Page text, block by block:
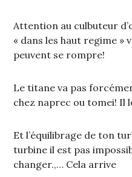
Attention au culbuteur
« dans les haut regime »
peuvent se rompre!
Le titane va pas
chez naprec ou tomei! Il
Et l’équilibrage de ton
turbine il est pas
changer.,… Cela arrive